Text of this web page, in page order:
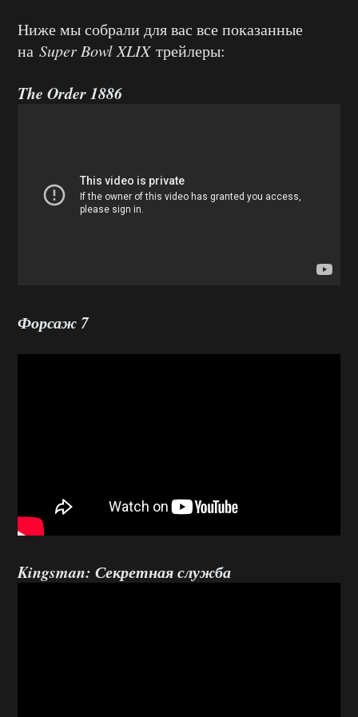
Ниже мы собрали для вас все показанные
на Super Bowl XLIX трейлеры:
The Order 1886
Форсаж 7
Kingsman: Секретная служба